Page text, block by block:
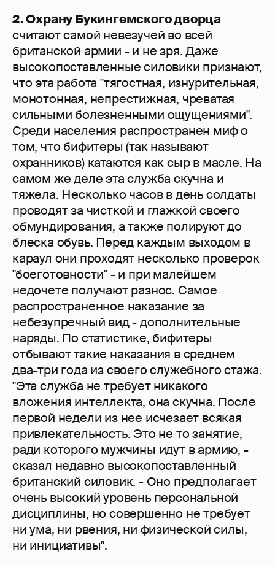
2. Охрану Букингемского дворца
считают самой невезучей во всей
британской армии - и не зря. Даже
высокопоставленные силовики признают,
что эта работа "тягостная, изнурительная,
монотонная, непрестижная, чреватая
сильными болезненными ощущениями".
Среди населения распространен миф о
том, что бифитеры (так называют
охранников) катаются как сыр в масле. На
самом же деле эта служба скучна и
тяжела. Несколько часов в день солдаты
проводят за чисткой и глажкой своего
обмундирования, а также полируют до
блеска обувь. Перед каждым выходом в
караул они проходят несколько проверок
"боеготовности" - и при малейшем
недочете получают разнос. Самое
распространенное наказание за
небезупречный вид - дополнительные
наряды. По статистике, бифитеры
отбывают такие наказания в среднем
два-три года из своего служебного стажа.
"Эта служба не требует никакого
вложения интеллекта, она скучна. После
первой недели из нее исчезает всякая
привлекательность. Это не то занятие,
ради которого мужчины идут в армию, -
сказал недавно высокопоставленный
британский силовик. - Оно предполагает
очень высокий уровень персональной
дисциплины, но совершенно не требует
ни ума, ни рвения, ни физической силы,
ни инициативы".